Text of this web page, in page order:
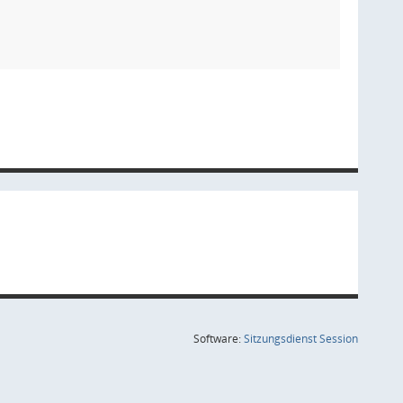
Software:SitzungsdienstSession(Wird in